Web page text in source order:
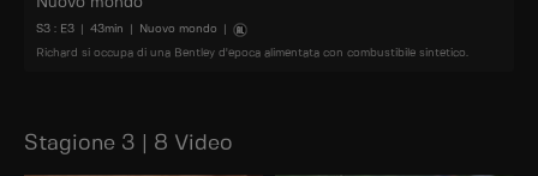
S3 : E3 43min Nuovo mondo
Richard si occupa di una Bentley d'epoca alimentata con combustibile sintetico.
Stagione 3 | 8 Video